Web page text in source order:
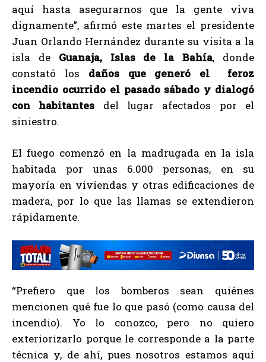
aquí hasta asegurarnos que la gente viva
dignamente”, afirmó este martes el presidente
Juan Orlando Hernández durante su visita a la
isla de Guanaja, Islas de la Bahía, donde
constató los daños que generó el feroz
incendio ocurrido el pasado sábado y dialogó
con habitantes del lugar afectados por el
siniestro.
El fuego comenzó en la madrugada en la isla
habitada por unas 6.000 personas, en su
mayoría en viviendas y otras edificaciones de
madera, por lo que las llamas se extendieron
rápidamente.
“Prefiero que los bomberos sean quiénes
mencionen qué fue lo que pasó (como causa del
incendio). Yo lo conozco, pero no quiero
exteriorizarlo porque le corresponde a la parte
técnica y, de ahí, pues nosotros estamos aquí